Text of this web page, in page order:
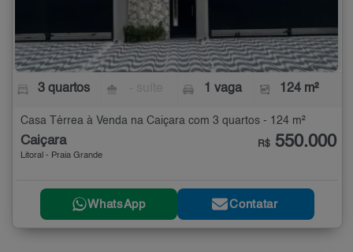
3 quartos 1 vaga 124 m²
Casa Térrea à Venda na Caiçara com 3 quartos - 124 m²
Caiçara
Litoral - Praia Grande
R$ 550.000
WhatsApp Contatar